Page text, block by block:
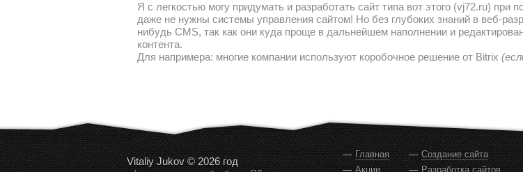
Я с легкостью могу придумать и разработать сайт типа вот этого (vj72.ru)
даже не нужны системы управления сайтом! Но без глубоких знаний в веб-
нибудь CMS, так как они куда проще в дальнейшем наполнении и
контента.
Для напримера: многие компании используют коробочное решение от Bitrix
Vitaliy Jukov © 2026 год
Главная
Акции
Создание сайта
Разработка сайтов